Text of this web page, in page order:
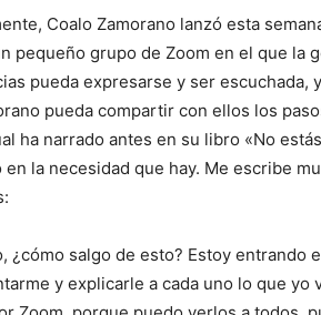
Coalo Zamorano lanzó esta
pequeño grupo de Zoom en el que la
pueda expresarse y ser escuchada,
pueda compartir con ellos los
ha narrado antes en su libro «No
en la necesidad que hay. Me escribe
¿cómo salgo de esto? Estoy entrando
y explicarle a cada uno lo que